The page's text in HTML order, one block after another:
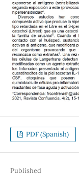
PDF (Spanish)
Published